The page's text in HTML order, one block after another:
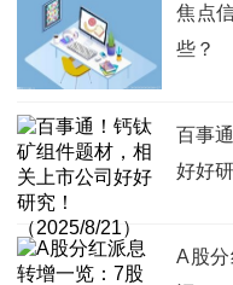
焦点
些？
百事
好好
A股